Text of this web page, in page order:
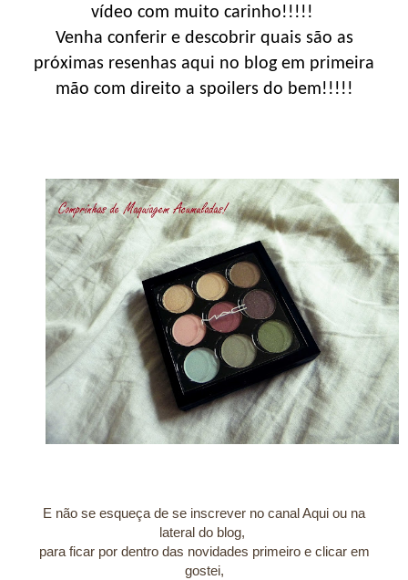
vídeo com muito carinho!!!!!
Venha conferir e descobrir quais são as
próximas resenhas aqui no blog em primeira
mão com direito a spoilers do bem!!!!!
E não se esqueça de se inscrever no canal Aqui ou na
lateral do blog,
para ficar por dentro das novidades primeiro e clicar em
gostei,